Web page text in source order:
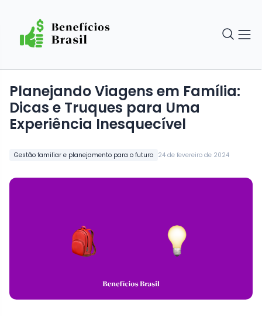
Gestão familiar e planejamento para o futuro 24 de fevereiro de 2024
Planejando Viagens em Família:
Dicas e Truques para Uma
Experiência Inesquecível